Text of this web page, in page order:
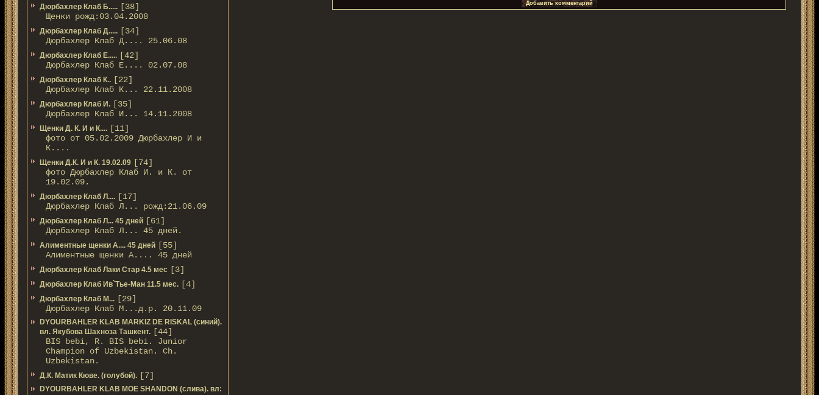
Дюрбахлер Клаб Б..... [38]
Щенки рожд:03.04.2008
Дюрбахлер Клаб Д..... [34]
Дюрбахлер Клаб Д.... 25.06.08
Дюрбахлер Клаб Е..... [42]
Дюрбахлер Клаб Е.... 02.07.08
Дюрбахлер Клаб К.. [22]
Дюрбахлер Клаб К... 22.11.2008
Дюрбахлер Клаб И. [35]
Дюрбахлер Клаб И... 14.11.2008
Щенки Д. К. И и К.... [11]
фото от 05.02.2009 Дюрбахлер И и
К....
Щенки Д.К. И и К. 19.02.09 [74]
фото Дюрбахлер Клаб И. и К. от
19.02.09.
Дюрбахлер Клаб Л.... [17]
Дюрбахлер Клаб Л... рожд:21.06.09
Дюрбахлер Клаб Л... 45 дней [61]
Дюрбахлер Клаб Л... 45 дней.
Алиментные щенки А.... 45 дней [55]
Алиментные щенки А.... 45 дней
Дюрбахлер Клаб Лаки Стар 4.5 мес [3]
Дюрбахлер Клаб Ив`Тье-Ман 11.5 мес. [4]
Дюрбахлер Клаб М... [29]
Дюрбахлер Клаб М...д.р. 20.11.09
DYOURBAHLER KLAB MARKIZ DE RISKAL (синий).
вл. Якубова Шахноза Ташкент. [44]
BIS bebi, R. BIS bebi. Junior
Champion of Uzbekistan. Ch.
Uzbekistan.
Д.К. Матик Кюве. (голубой). [7]
DYOURBAHLER KLAB MOE SHANDON (слива). вл: